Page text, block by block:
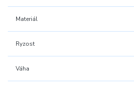
Materiál
Ryzost
Váha